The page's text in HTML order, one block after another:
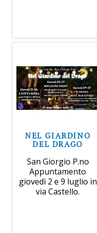
NEL GIARDINO
DEL DRAGO
San Giorgio P.no
Appuntamento
giovedì 2 e 9 luglio in
via Castello.